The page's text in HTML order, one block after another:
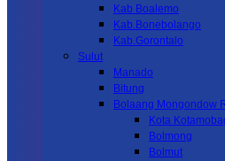
Kab Boalemo
Kab.Bonebolango
Kab.Gorontalo
Sulut
Manado
Bitung
Bolaang Mongondow
Kota
Bolmong
Bolmut